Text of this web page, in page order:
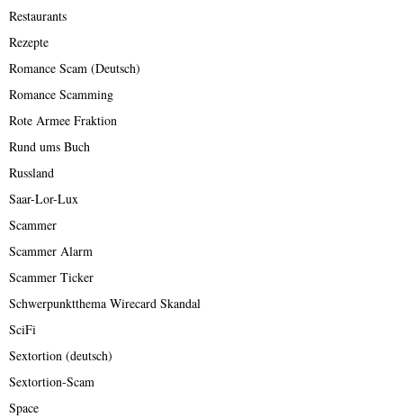
Restaurants
Rezepte
Romance Scam (Deutsch)
Romance Scamming
Rote Armee Fraktion
Rund ums Buch
Russland
Saar-Lor-Lux
Scammer
Scammer Alarm
Scammer Ticker
Schwerpunktthema Wirecard Skandal
SciFi
Sextortion (deutsch)
Sextortion-Scam
Space